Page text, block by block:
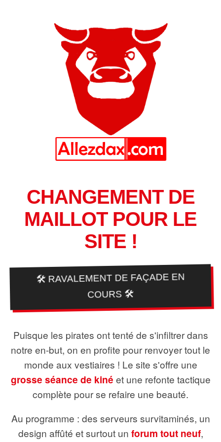
CHANGEMENT DE
MAILLOT POUR LE
SITE !
🛠️ RAVALEMENT DE FAÇADE EN
COURS 🛠️
Puisque les pirates ont tenté de s'infiltrer dans
notre en-but, on en profite pour renvoyer tout le
monde aux vestiaires ! Le site s'offre une
grosse séance de kiné et une refonte tactique
complète pour se refaire une beauté.
Au programme : des serveurs survitaminés, un
design affûté et surtout un forum tout neuf,